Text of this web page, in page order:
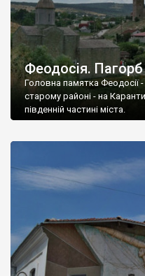
Феодосія.
Головна памятка Феодосії
старому районі - на
південній частині міста.